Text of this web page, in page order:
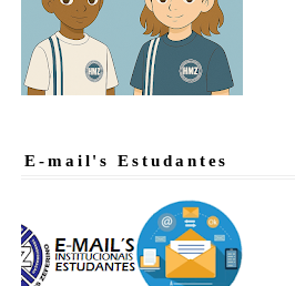
E-mail's Estudantes